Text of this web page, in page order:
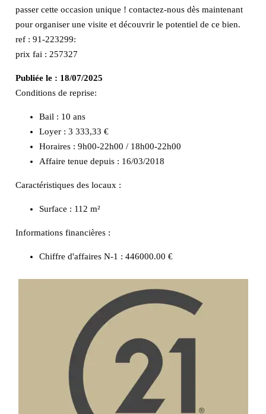
passer cette occasion unique ! contactez-nous dès maintenant
pour organiser une visite et découvrir le potentiel de ce bien.
ref : 91-223299:
prix fai : 257327
Publiée le : 18/07/2025
Conditions de reprise:
Bail : 10 ans
Loyer : 3 333,33 €
Horaires : 9h00-22h00 / 18h00-22h00
Affaire tenue depuis : 16/03/2018
Caractéristiques des locaux :
Surface : 112 m²
Informations financières :
Chiffre d'affaires N-1 : 446000.00 €